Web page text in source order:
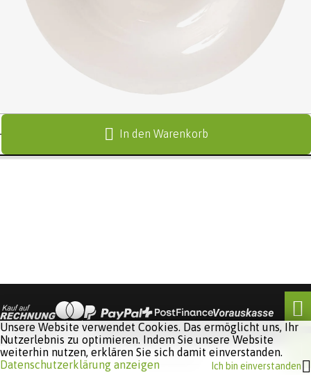
In den Warenkorb
Software:
Unsere Website verwendet Cookies. Das ermöglicht uns, Ihr
Nutzerlebnis zu optimieren. Indem Sie unsere Website
weiterhin nutzen, erklären Sie sich damit einverstanden.
Datenschutzerklärung anzeigen
Ich bin einverstanden